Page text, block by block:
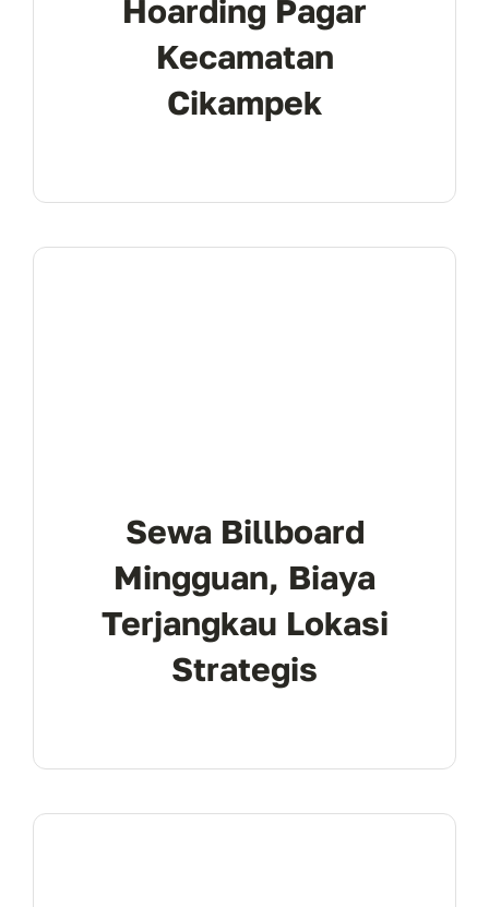
Hoarding Pagar
Kecamatan
Cikampek
Sewa Billboard
Mingguan, Biaya
Terjangkau Lokasi
Strategis